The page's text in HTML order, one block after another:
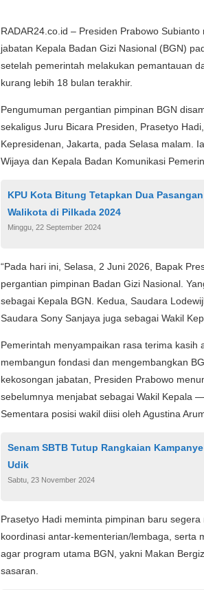
RADAR24.co.id – Presiden Prabowo
jabatan Kepala Badan Gizi Nasional (BGN)
setelah pemerintah melakukan pemantauan
kurang lebih 18 bulan terakhir.
Pengumuman pergantian pimpinan BGN
sekaligus Juru Bicara Presiden, Prasetyo
Kepresidenan, Jakarta, pada Selasa malam.
Wijaya dan Kepala Badan Komunikasi
KPU Kota Bitung Tetapkan Dua
Walikota di Pilkada 2024
Minggu, 22 September 2024
“Pada hari ini, Selasa, 2 Juni 2026, Bapak
pergantian pimpinan Badan Gizi Nasional.
sebagai Kepala BGN. Kedua, Saudara
Saudara Sony Sanjaya juga sebagai Wakil
Pemerintah menyampaikan rasa terima
membangun fondasi dan mengembangkan
kekosongan jabatan, Presiden Prabowo
sebelumnya menjabat sebagai Wakil Kepala
Sementara posisi wakil diisi oleh Agustina
Senam SBTB Tutup Rangkaian
Udik
Sabtu, 23 November 2024
Prasetyo Hadi meminta pimpinan baru
koordinasi antar-kementerian/lembaga, serta
agar program utama BGN, yakni Makan
sasaran.